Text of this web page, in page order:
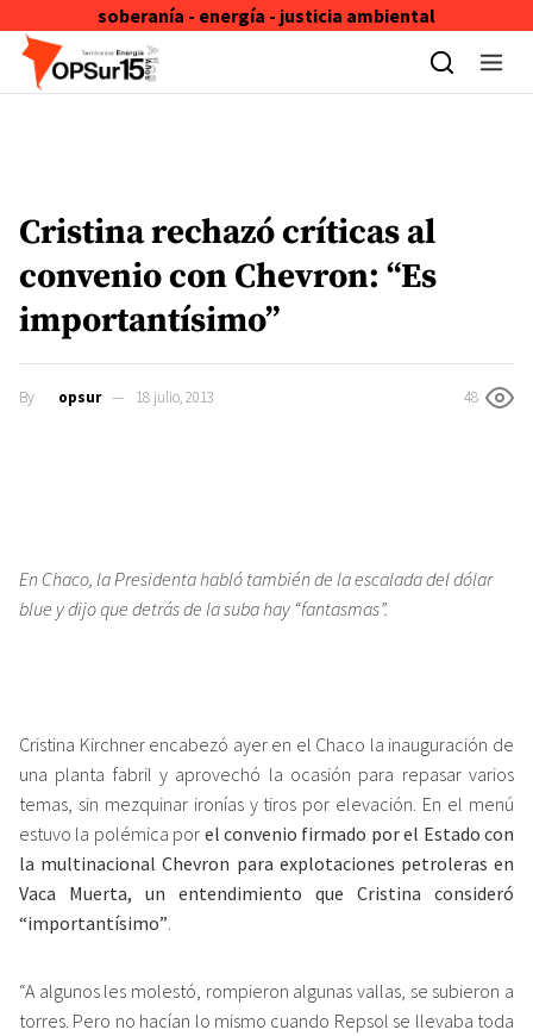
soberanía - energía - justicia ambiental
Skip to content
Cristina rechazó críticas al
convenio con Chevron: “Es
importantísimo”
By opsur 18 julio, 2013 48
En Chaco, la Presidenta habló también de la escalada del dólar
blue y dijo que detrás de la suba hay “fantasmas”.
Cristina Kirchner encabezó ayer en el Chaco la inauguración de
una planta fabril y aprovechó la ocasión para repasar varios
temas, sin mezquinar ironías y tiros por elevación. En el menú
estuvo la polémica por el convenio firmado por el Estado con
la multinacional Chevron para explotaciones petroleras en
Vaca Muerta, un entendimiento que Cristina consideró
“importantísimo”
“A algunos les molestó, rompieron algunas vallas, se subieron a
torres. Pero no hacían lo mismo cuando Repsol se llevaba toda